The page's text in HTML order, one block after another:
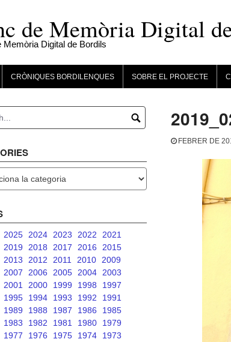
de Memòria Digital
Memòria Digital de Bordils
CRÒNIQUES BORDILENQUES SOBRE EL PROJECTE
FEBRER DE
2025 2024 2023 2022
2021
2019 2018 2017 2016
2015
2013 2012 2011 2010
2009
2007 2006 2005 2004
2003
2001 2000 1999 1998
1997
1995 1994 1993 1992
1991
1989 1988 1987 1986
1985
1983 1982 1981 1980
1979
1977 1976 1975 1974
1973